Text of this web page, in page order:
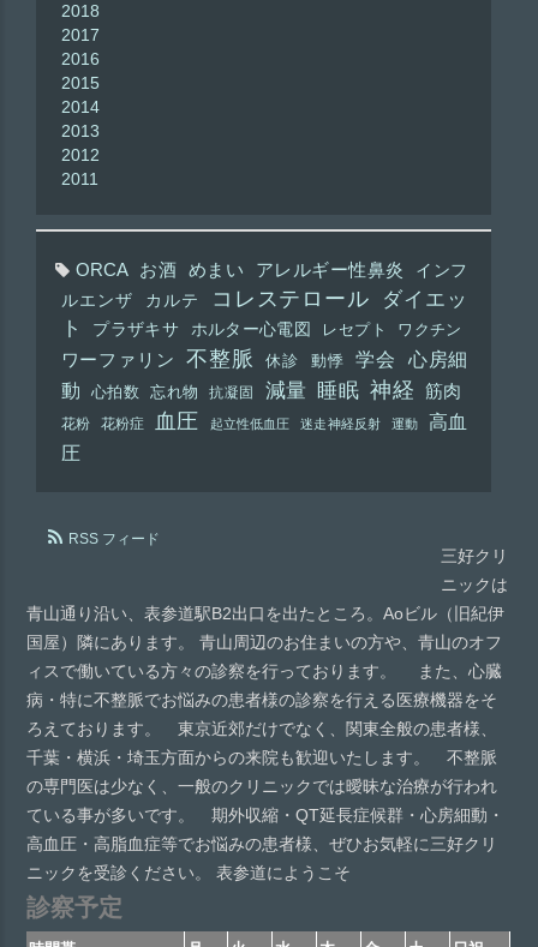
2018
2017
2016
2015
2014
2013
2012
2011
ORCA お酒 めまい アレルギー性鼻炎
インフ
ルエンザ
カルテ コレステロール
ダイエッ
ト
プラザキサ ホルター心電図 レセプト ワクチン
ワーファリン 不整脈 休診 動悸 学会
心房細
動
心拍数 忘れ物 抗凝固 減量 睡眠 神経 筋肉
花粉 花粉症 血圧 起立性低血圧 迷走神経反射 運動
高血
圧
RSS フィード
三好クリ
ニックは
青山通り沿い、表参道駅B2出口を出たところ。Aoビル（旧紀伊
国屋）隣にあります。 青山周辺のお住まいの方や、青山のオフ
ィスで働いている方々の診察を行っております。 また、心臓
病・特に不整脈でお悩みの患者様の診察を行える医療機器をそ
ろえております。 東京近郊だけでなく、関東全般の患者様、
千葉・横浜・埼玉方面からの来院も歓迎いたします。 不整脈
の専門医は少なく、一般のクリニックでは曖昧な治療が行われ
ている事が多いです。 期外収縮・QT延長症候群・心房細動・
高血圧・高脂血症等でお悩みの患者様、ぜひお気軽に三好クリ
ニックを受診ください。 表参道にようこそ
診察予定